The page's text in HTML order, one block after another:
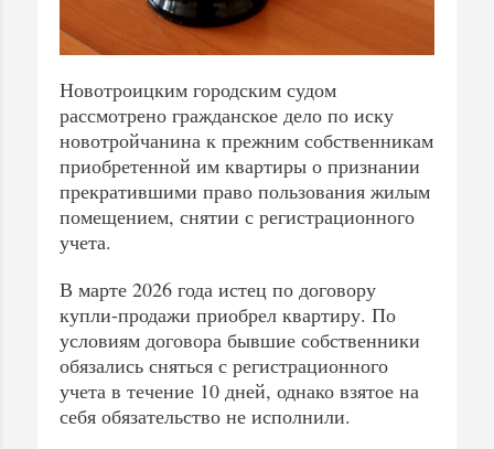
Новотроицким городским судом
рассмотрено гражданское дело по иску
новотройчанина к прежним собственникам
приобретенной им квартиры о признании
прекратившими право пользования жилым
помещением, снятии с регистрационного
учета.
В марте 2026 года истец по договору
купли-продажи приобрел квартиру. По
условиям договора бывшие собственники
обязались сняться с регистрационного
учета в течение 10 дней, однако взятое на
себя обязательство не исполнили.